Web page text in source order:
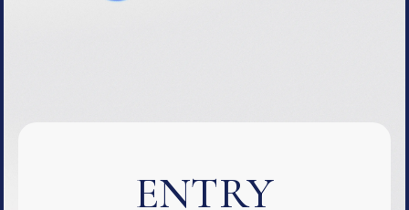
ENTRY